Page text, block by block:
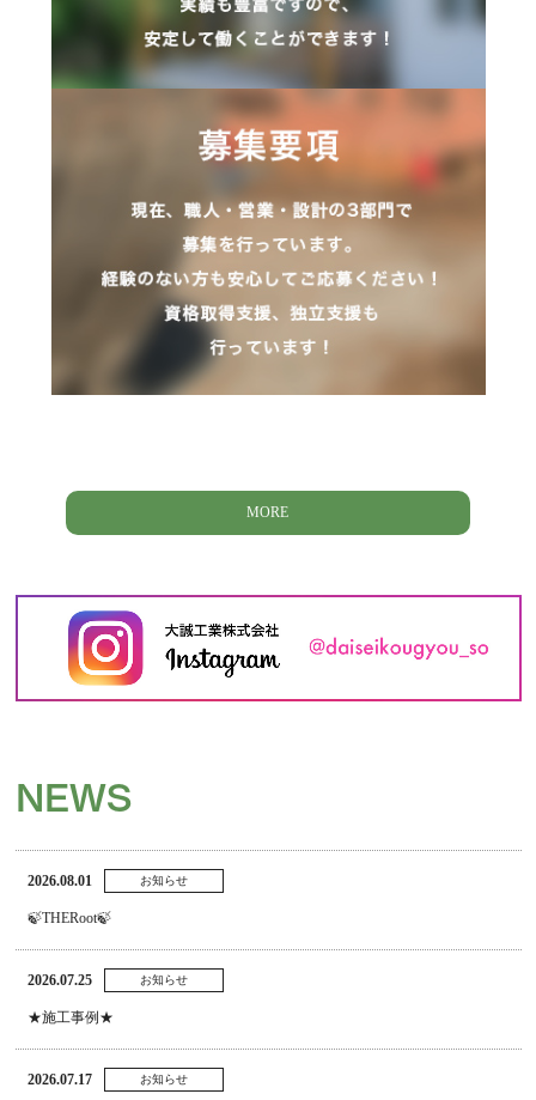
MORE
NEWS
2026.08.01 お知らせ
🍃THERoot🍃
2026.07.25 お知らせ
★施工事例★
2026.07.17 お知らせ